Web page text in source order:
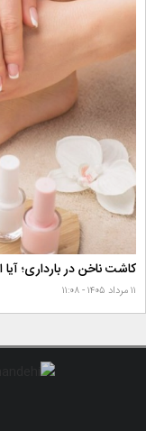
کاشت ناخن در بارداری؛
۱۱ مرداد ۱۴۰۵ - ۱۱:۰۸